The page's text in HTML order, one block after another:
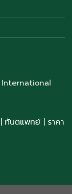
| ทันตแพทย์ | ราคา